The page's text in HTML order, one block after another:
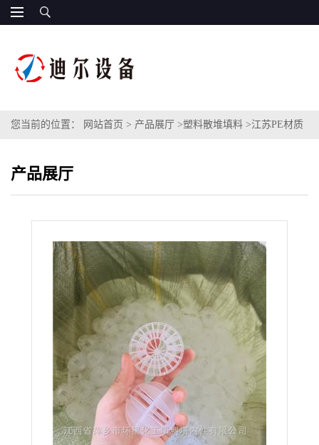
您当前的位置： 网站首页 > 产品展厅 >塑料散堆填料 >江苏PE材质
产品展厅